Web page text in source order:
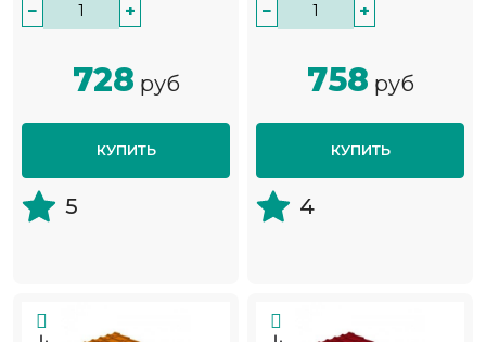
− +
728 руб
КУПИТЬ
5
− +
758 руб
КУПИТЬ
4